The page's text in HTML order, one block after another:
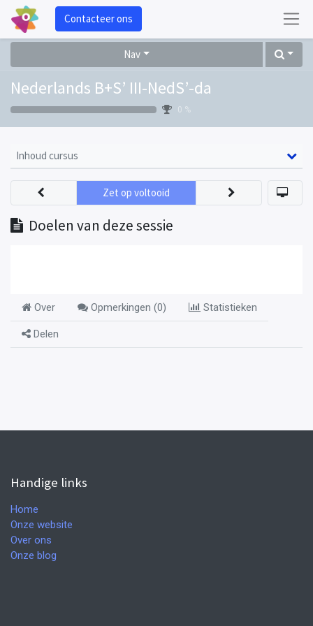
Contacteer ons
Nav
Nederlands B+S’ III-NedS’-da
0 %
Inhoud cursus
Doelen van deze sessie
Zet op voltooid
Over Opmerkingen (0) Statistieken
Delen
Handige links
Home
Onze website
Over ons
Onze blog